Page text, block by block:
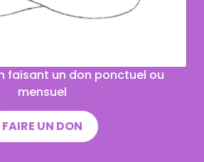
faisant un don ponctuel ou
mensuel
FAIRE UN DON